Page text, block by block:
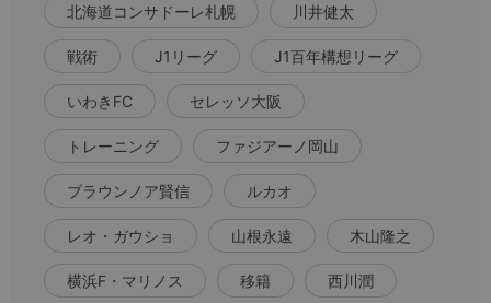
北海道コンサドーレ札幌 川井健太
戦術 J1リーグ J1百年構想リーグ
いわきFC セレッソ大阪
トレーニング ファジアーノ岡山
ブラウンノア賢信 ルカオ
レオ・ガウショ 山根永遠 木山隆之
横浜F・マリノス 移籍 西川潤